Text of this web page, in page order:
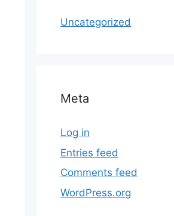
Uncategorized
Meta
Log in
Entries feed
Comments feed
WordPress.org